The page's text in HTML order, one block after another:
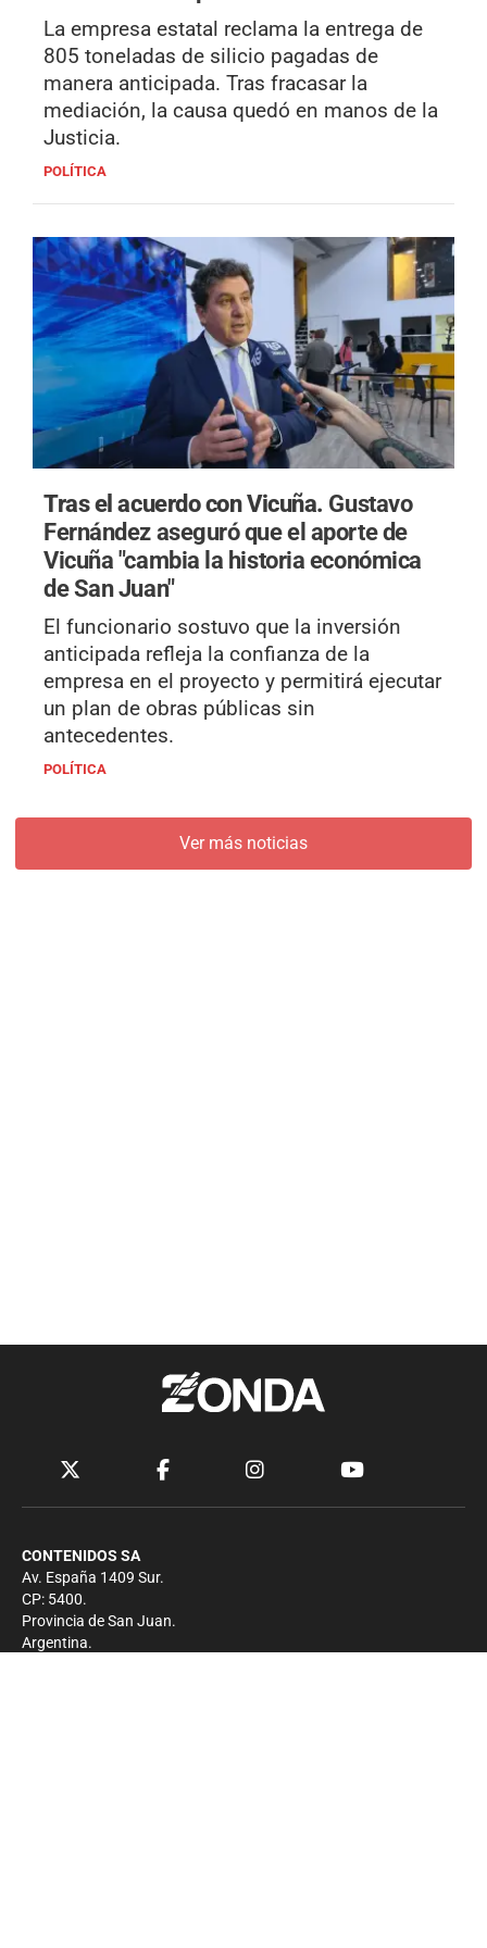
La empresa estatal reclama la entrega de
805 toneladas de silicio pagadas de
manera anticipada. Tras fracasar la
mediación, la causa quedó en manos de la
Justicia.
POLÍTICA
Tras el acuerdo con Vicuña. Gustavo
Fernández aseguró que el aporte de
Vicuña "cambia la historia económica
de San Juan"
El funcionario sostuvo que la inversión
anticipada refleja la confianza de la
empresa en el proyecto y permitirá ejecutar
un plan de obras públicas sin
antecedentes.
POLÍTICA
Ver más noticias
CONTENIDOS SA
Av. España 1409 Sur.
CP: 5400.
Provincia de San Juan.
Argentina.